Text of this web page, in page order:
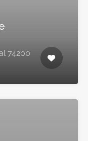
74200